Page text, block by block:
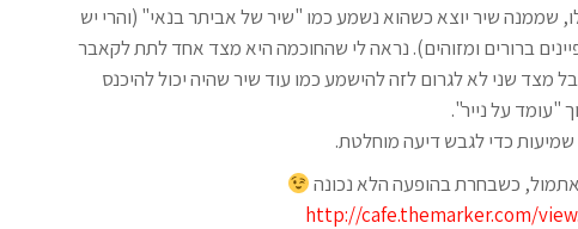
שממנה שיר יוצא כשהוא נשמע כמו "שיר של אביתר בנאי" (והרי יש
ברורים ומזוהים). נראה לי שהחוכמה היא מצד אחד לתת לקאבר
מצד שני לא לגרום לזה להישמע כמו עוד שיר שהיה יכול להיכנס
"עומד על נייר".
שמיעות כדי לגבש דיעה מוחלטת.
כשבחרת בהופעה הלא נכונה
http://cafe.themarker.com/